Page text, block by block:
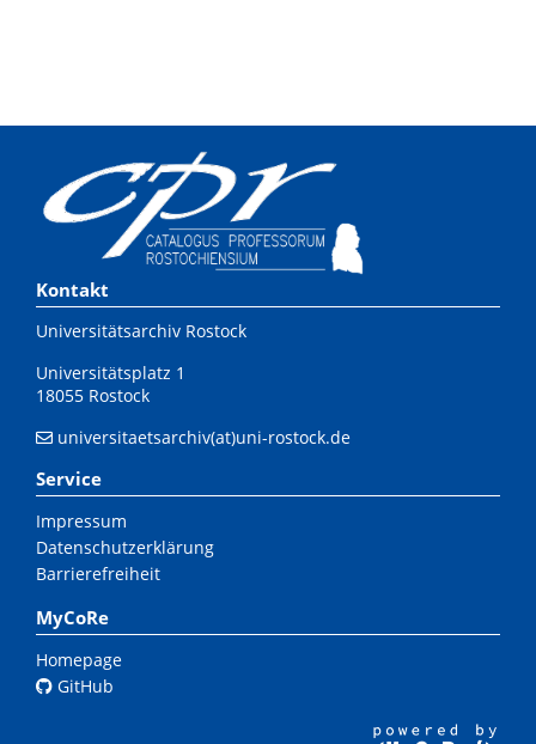
Kontakt
Universitätsarchiv Rostock
Universitätsplatz 1
18055 Rostock
universitaetsarchiv(at)uni-rostock.de
Service
Impressum
Datenschutzerklärung
Barrierefreiheit
MyCoRe
Homepage
GitHub